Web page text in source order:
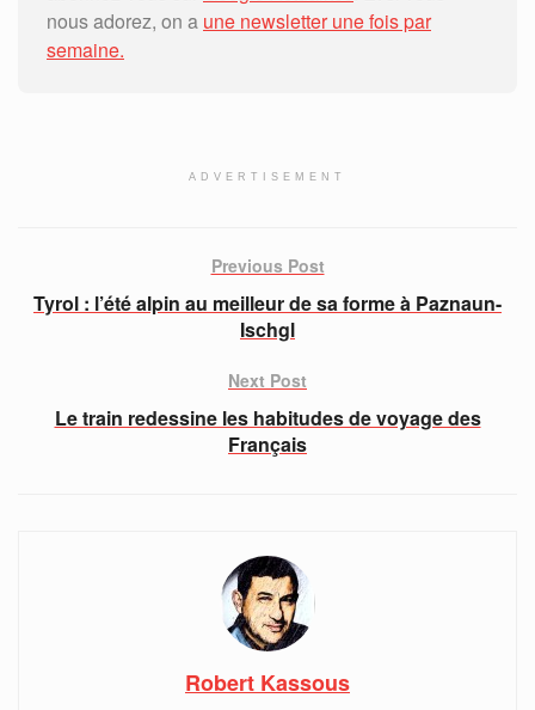
nous adorez, on a une newsletter une fois par
semaine.
ADVERTISEMENT
Previous Post
Tyrol : l’été alpin au meilleur de sa forme à Paznaun-
Ischgl
Next Post
Le train redessine les habitudes de voyage des
Français
Robert Kassous